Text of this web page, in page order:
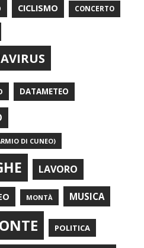
CICLISMO CONCERTO
DATAMETEO
DI CUNEO)
LAVORO
MONTÀ MUSICA
POLITICA